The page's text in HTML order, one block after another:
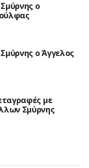
ο
ο Άγγελος
με
Σμύρνης